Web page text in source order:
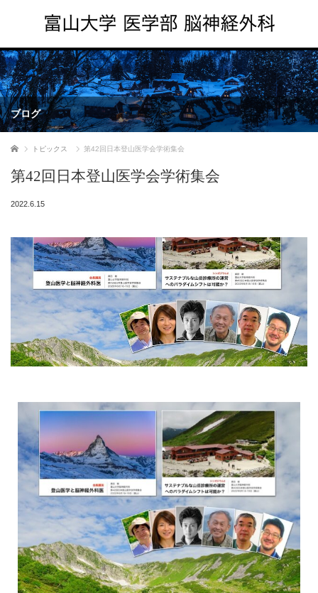
ブログ
ホーム トピックス 第42回日本登山医学会学術集会
第42回日本登山医学会学術集会
2022.6.15